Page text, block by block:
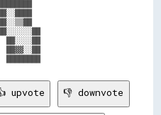
██░░████
██████░░▒▒██
██░░░░██░░░░░░██
▓▓████  ██░░░░██
██▓▓░░██
upvote 👎 downvote